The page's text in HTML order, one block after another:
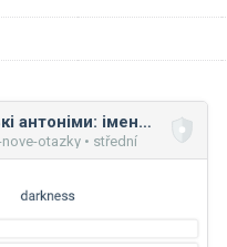
Англійські антоніми: іменники
otazky • střední